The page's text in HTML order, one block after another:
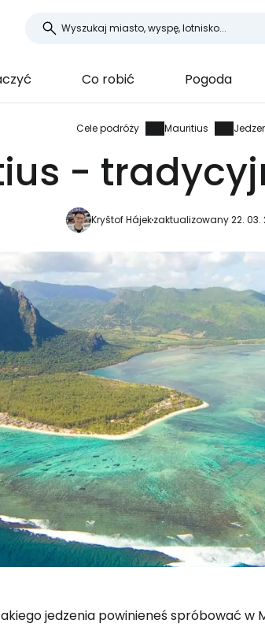
Co robić Pogoda
Cele podróży Mauritius
-
Kryštof Hájekzaktualizowany 22. 03.
jedzenia powinieneś spróbować w